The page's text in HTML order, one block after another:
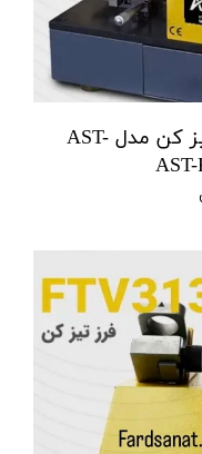
دستگاه فرز بال نویز (سر R) تیز کن مدل AST-